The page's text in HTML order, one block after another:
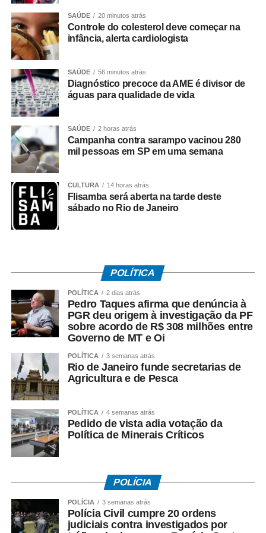
A ação contou com apoio de equipes da Regional de
Várzea Grande e da Diretoria Metropolitana, que atuaram
no cumprimento simultâneo dos mandados judiciais.
As investigações prosseguem para identificar outros
integrantes da organização criminosa e aprofundar a
apuração dos crimes relacionados ao tráfico de drogas e
à atuação da facção no município.
COMENTE ABAIXO:
SAÚDE 20 minutos atrás
Controle do colesterol deve começar na
infância, alerta cardiologista
SAÚDE 56 minutos atrás
Diagnóstico precoce da AME é divisor de
águas para qualidade de vida
SAÚDE 2 horas atrás
Campanha contra sarampo vacinou 280
mil pessoas em SP em uma semana
CULTURA 14 horas atrás
Flisamba será aberta na tarde deste
sábado no Rio de Janeiro
POLÍTICA
POLÍTICA 2 dias atrás
Pedro Taques afirma que denúncia à
PGR deu origem à investigação da PF
sobre acordo de R$ 308 milhões entre
Governo de MT e Oi
POLÍTICA 3 semanas atrás
Rio de Janeiro funde secretarias de
Agricultura e de Pesca
POLÍTICA 4 semanas atrás
Pedido de vista adia votação da
Política de Minerais Críticos
POLÍCIA
POLÍCIA 3 semanas atrás
Polícia Civil cumpre 20 ordens
judiciais contra investigados por